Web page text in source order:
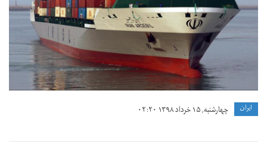
ايران چهارشنبه, ۱۵ خرداد ۱۳۹۸ ۰۲:۲۰